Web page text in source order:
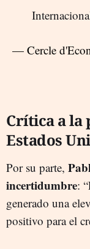
— Cercle
Crítica a la
Estados
Por su parte,
incertidumbre:
generado una
positivo para el